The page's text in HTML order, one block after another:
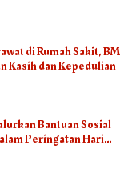
di Rumah Sakit, BM
Kasih dan Kepedulian
Bantuan Sosial
Peringatan Hari